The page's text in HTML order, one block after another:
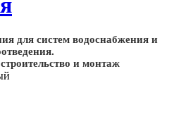
для систем водоснабжения и
и монтаж